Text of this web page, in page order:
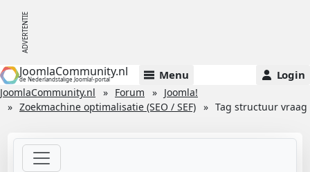
JoomlaCommunity.nl
de Nederlandstalige Joomla!-portal Menu Login
JoomlaCommunity.nl Forum
Joomla!
Zoekmachine optimalisatie (SEO / SEF)
Tag structuur vraag